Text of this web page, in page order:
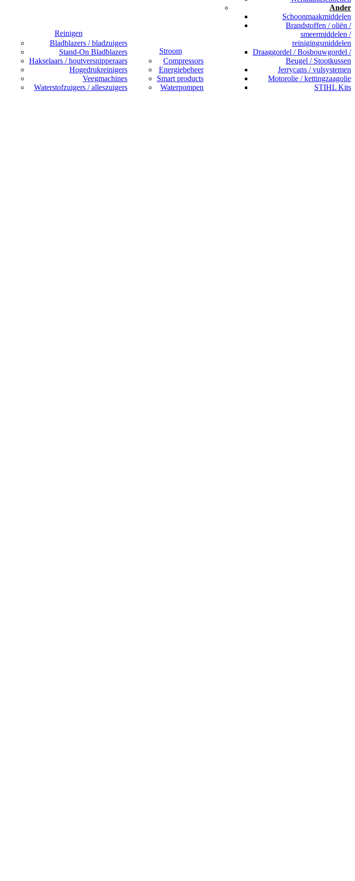
Reinigen
Bladblazers / bladzuigers
Stand-On Bladblazers
Hakselaars / houtversnipperaars
Hogedrukreinigers
Veegmachines
Waterstofzuigers / alleszuigers
Stroom
Compressors
Energiebeheer
Smart products
Waterpompen
Ander
Schoonmaakmiddelen
Brandstoffen / oliën /
smeermiddelen /
reinigingsmiddelen
Draaggordel / Bosbouwgordel /
Beugel / Stootkussen
Jerrycans / vulsystemen
Motorolie / kettingzaagolie
STIHL Kits